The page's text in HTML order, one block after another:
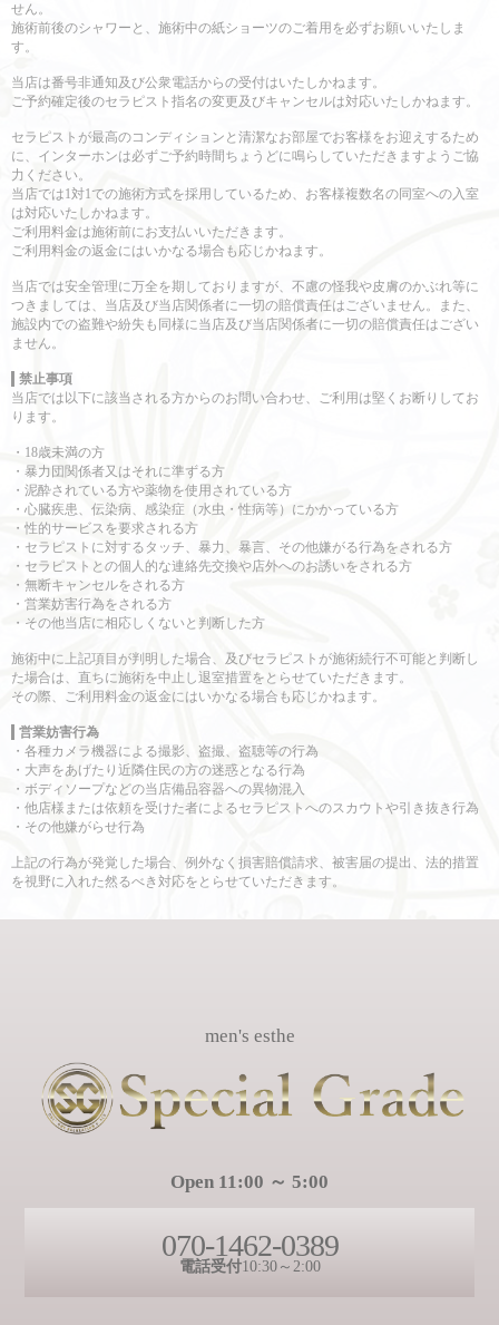
せん。
施術前後のシャワーと、施術中の紙ショーツのご着用を必ずお願いいたしま
す。
当店は番号非通知及び公衆電話からの受付はいたしかねます。
ご予約確定後のセラピスト指名の変更及びキャンセルは対応いたしかねます。
セラピストが最高のコンディションと清潔なお部屋でお客様をお迎えするため
に、インターホンは必ずご予約時間ちょうどに鳴らしていただきますようご協
力ください。
当店では1対1での施術方式を採用しているため、お客様複数名の同室への入室
は対応いたしかねます。
ご利用料金は施術前にお支払いいただきます。
ご利用料金の返金にはいかなる場合も応じかねます。
当店では安全管理に万全を期しておりますが、不慮の怪我や皮膚のかぶれ等に
つきましては、当店及び当店関係者に一切の賠償責任はございません。また、
施設内での盗難や紛失も同様に当店及び当店関係者に一切の賠償責任はござい
ません。
禁止事項
当店では以下に該当される方からのお問い合わせ、ご利用は堅くお断りしてお
ります。
・18歳未満の方
・暴力団関係者又はそれに準ずる方
・泥酔されている方や薬物を使用されている方
・心臓疾患、伝染病、感染症（水虫・性病等）にかかっている方
・性的サービスを要求される方
・セラピストに対するタッチ、暴力、暴言、その他嫌がる行為をされる方
・セラピストとの個人的な連絡先交換や店外へのお誘いをされる方
・無断キャンセルをされる方
・営業妨害行為をされる方
・その他当店に相応しくないと判断した方
施術中に上記項目が判明した場合、及びセラピストが施術続行不可能と判断し
た場合は、直ちに施術を中止し退室措置をとらせていただきます。
その際、ご利用料金の返金にはいかなる場合も応じかねます。
営業妨害行為
・各種カメラ機器による撮影、盗撮、盗聴等の行為
・大声をあげたり近隣住民の方の迷惑となる行為
・ボディソープなどの当店備品容器への異物混入
・他店様または依頼を受けた者によるセラピストへのスカウトや引き抜き行為
・その他嫌がらせ行為
上記の行為が発覚した場合、例外なく損害賠償請求、被害届の提出、法的措置
を視野に入れた然るべき対応をとらせていただきます。
men's esthe
Open 11:00 ～ 5:00
070-1462-0389
電話受付10:30～2:00